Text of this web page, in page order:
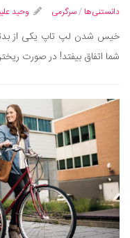
دانستنی‌ها /سرگرمی وحید
خیس شدن لپ تاپ یکی از
شما اتفاق بیفتد! در صورت